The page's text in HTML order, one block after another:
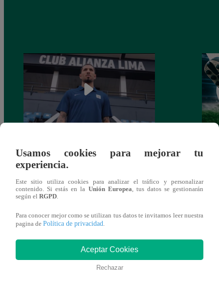
como nuevo fichaje para el Torneo
Clausura 2025
También te puede
interesar
Usamos cookies para mejorar tu
experiencia.
Este sitio utiliza cookies para analizar el tráfico y personalizar
contenido. Si estás en la Unión Europea , tus datos se gestionarán
según el RGPD
Para conocer mejor como se utilizan tus datos te invitamos leer nuestra
pagina de Política de privacidad
Aceptar Cookies
Rechazar